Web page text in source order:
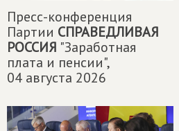
Пресс-конференция
Партии СПРАВЕДЛИВАЯ
РОССИЯ "Заработная
плата и пенсии",
04 августа 2026